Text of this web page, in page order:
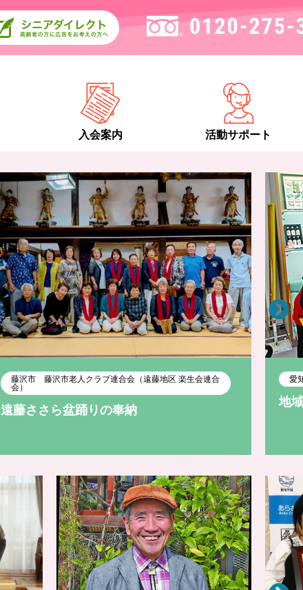
入会案内 活動サポート
藤沢市 藤沢市老人クラブ連合会（遠藤地区 楽生会連合
会）
遠藤ささら盆踊りの奉納
愛
地